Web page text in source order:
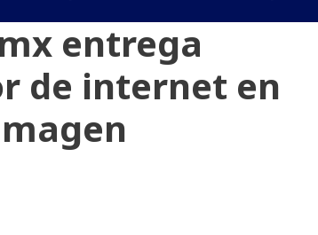
entrega
de internet en